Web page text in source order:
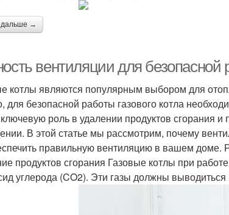
дальше →
вентиляции для безопасной
котлы являются популярным выбором для
для безопасной работы газового котла
ключевую роль в удалении продуктов сгорания
В этой статье мы рассмотрим, почему
правильную вентиляцию в вашем доме.
продуктов сгорания Газовые котлы при
углерода (CO2). Эти газы должны